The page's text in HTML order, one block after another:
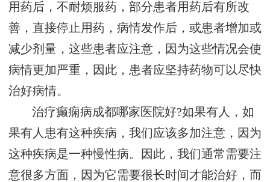
用药后，不耐烦服药，部分患者用药后有所改
善，直接停止用药，病情发作后，或患者增加或
减少剂量，这些患者应注意，因为这些情况会使
病情更加严重，因此，患者应坚持药物可以尽快
治好病情。
治疗癫痫病成都哪家医院好?如果有人，如
果有人患有这种疾病，我们应该多加注意，因为
这种疾病是一种慢性病。因此，我们通常需要注
意很多方面，因为它需要很长时间才能治好，而